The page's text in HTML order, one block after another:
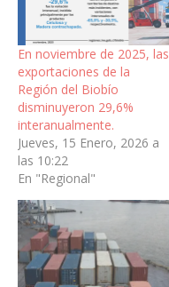
En noviembre de 2025, las
exportaciones de la
Región del Biobío
disminuyeron 29,6%
interanualmente.
Jueves, 15 Enero, 2026 a
las 10:22
En "Regional"